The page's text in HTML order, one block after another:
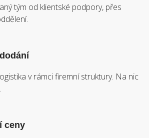
tým od klientské podpory, přes
v rámci firemní struktury. Na nic
ceny